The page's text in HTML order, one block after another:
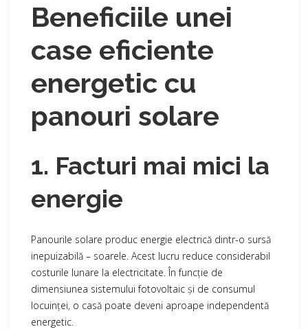
Beneficiile unei
case eficiente
energetic cu
panouri solare
1. Facturi mai mici la
energie
Panourile solare produc energie electrică dintr-o sursă
inepuizabilă – soarele. Acest lucru reduce considerabil
costurile lunare la electricitate. În funcție de
dimensiunea sistemului fotovoltaic și de consumul
locuinței, o casă poate deveni aproape independentă
energetic.